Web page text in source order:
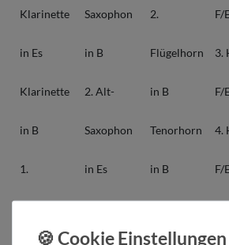
Klarinette
in Es
Klarinette
in B
1.
Saxophon
in B
2. Alt-
Saxophon
in Es
2.
Flügelhorn
in B
Tenorhorn
in B
F/
3.
F/
4.
F/